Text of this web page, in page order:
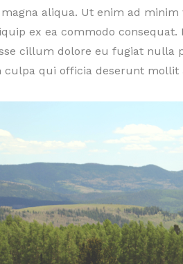
aliqua. Ut enim ad
ex ea commodo
cillum dolore eu fugiat nulla
culpa qui officia deserunt mollit